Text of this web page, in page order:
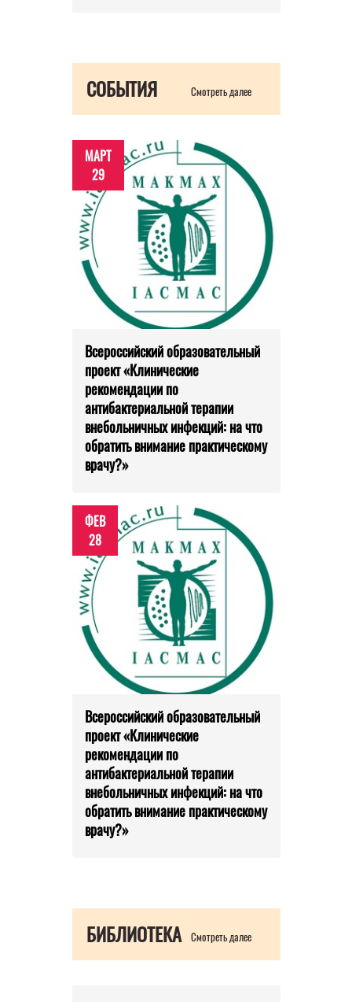
СОБЫТИЯ Смотреть далее
МАРТ
29
Всероссийский образовательный
проект «Клинические
рекомендации по
антибактериальной терапии
внебольничных инфекций: на что
обратить внимание практическому
врачу?»
ФЕВ
28
Всероссийский образовательный
проект «Клинические
рекомендации по
антибактериальной терапии
внебольничных инфекций: на что
обратить внимание практическому
врачу?»
БИБЛИОТЕКА Смотреть далее